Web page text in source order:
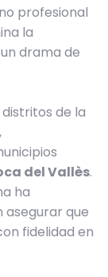
profesional
la
drama de
de la
,
del Vallès.
ha
asegurar que
fidelidad en